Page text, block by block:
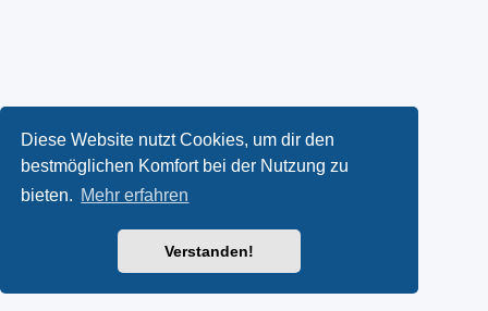
Diese Website nutzt Cookies, um dir den
bestmöglichen Komfort bei der Nutzung zu
bieten. Mehr erfahren
Verstanden!